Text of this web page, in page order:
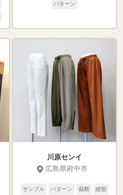
パターン
川原センイ
広島県府中市
サンプル パターン 裁断 縫製